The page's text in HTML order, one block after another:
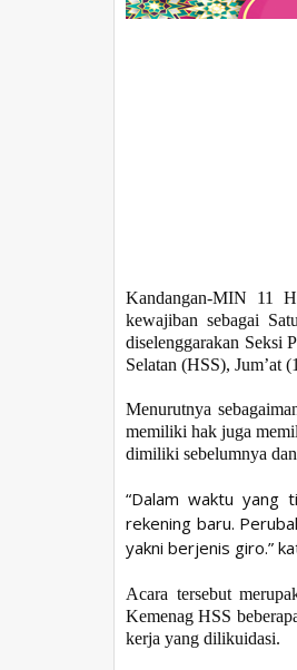
Kandangan-MIN 11
kewajiban sebagai
diselenggarakan Seksi
Selatan (HSS), Jum’at
Menurutnya
memiliki hak juga
dimiliki sebelumnya
“Dalam waktu yang
rekening baru.
yakni berjenis giro.”
Acara tersebut
Kemenag HSS
kerja yang dilikuidasi.